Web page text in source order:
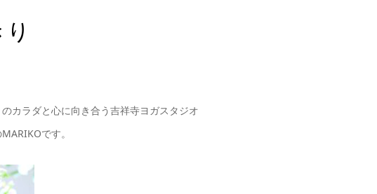
カラダと心に向き合う吉祥寺ヨガスタジオ
です。